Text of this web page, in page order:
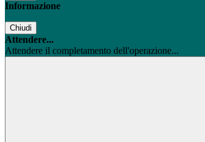
Informazione
Chiudi
Attendere...
Attendere il completamento dell'operazione...